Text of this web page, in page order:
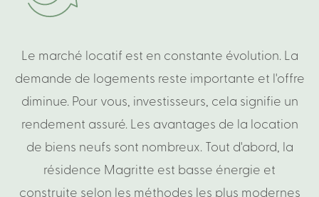
Le marché locatif est en constante évolution. La
demande de logements reste importante et l'offre
diminue. Pour vous, investisseurs, cela signifie un
rendement assuré. Les avantages de la location
de biens neufs sont nombreux. Tout d'abord, la
résidence Magritte est basse énergie et
construite selon les méthodes les plus modernes